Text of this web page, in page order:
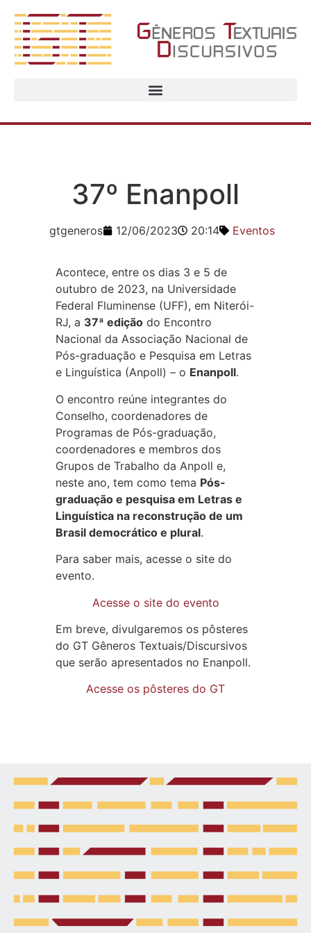
37º Enanpoll
gtgeneros 12/06/2023 20:14 Eventos
Acontece, entre os dias 3 e 5 de
outubro de 2023, na Universidade
Federal Fluminense (UFF), em Niterói-
RJ, a 37ª ediçãodo Encontro
Nacional da Associação Nacional de
Pós-graduação e Pesquisa em Letras
e Linguística (Anpoll) – o Enanpoll.
O encontro reúne integrantes do
Conselho, coordenadores de
Programas de Pós-graduação,
coordenadores e membros dos
Grupos de Trabalho da Anpoll e,
neste ano, tem como tema Pós-
graduação e pesquisa em Letras e
Linguística na reconstrução de um
Brasil democrático e plural.
Para saber mais, acesse o site do
evento.
Acesse o site do evento
Em breve, divulgaremos os pôsteres
do GT Gêneros Textuais/Discursivos
que serão apresentados no Enanpoll.
Acesse os pôsteres do GT